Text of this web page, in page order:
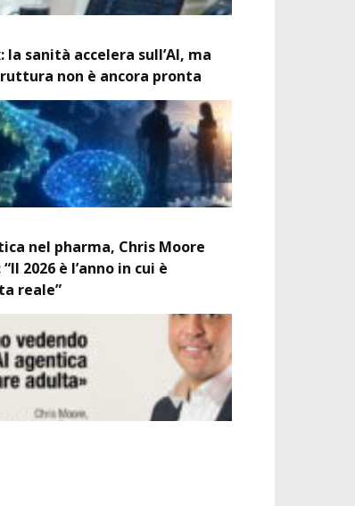
la sanità accelera sull’AI, ma
non è ancora pronta
nel pharma, Chris Moore
2026 è l’anno in cui è
reale”